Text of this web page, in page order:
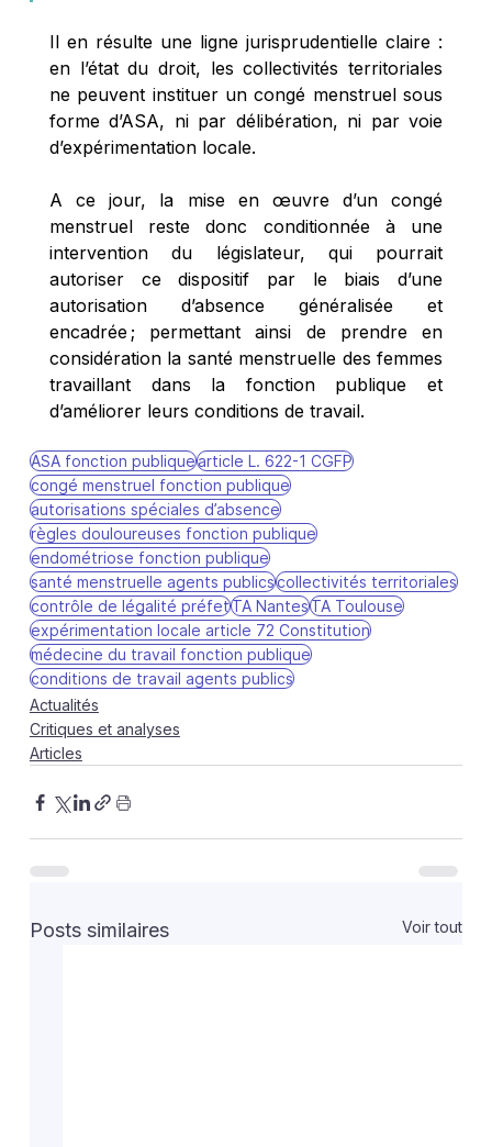
Il en résulte une ligne jurisprudentielle claire :
en l’état du droit, les collectivités territoriales
ne peuvent instituer un congé menstruel sous
forme d’ASA, ni par délibération, ni par voie
d’expérimentation locale.
A ce jour, la mise en œuvre d’un congé
menstruel reste donc conditionnée à une
intervention du législateur, qui pourrait
autoriser ce dispositif par le biais d’une
autorisation d’absence généralisée et
encadrée ; permettant ainsi de prendre en
considération la santé menstruelle des femmes
travaillant dans la fonction publique et
d’améliorer leurs conditions de travail.
ASA fonction publiquearticle L. 622-1 CGFP
congé menstruel fonction publique
autorisations spéciales d’absence
règles douloureuses fonction publique
endométriose fonction publique
santé menstruelle agents publicscollectivités territoriales
contrôle de légalité préfetTA NantesTA Toulouse
expérimentation locale article 72 Constitution
médecine du travail fonction publique
conditions de travail agents publics
Actualités
Critiques et analyses
Articles
Posts similaires Voir tout